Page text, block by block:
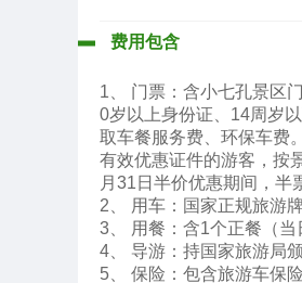
费用包含
1、 门票：含小七孔景区
0岁以上身份证、14周岁
取车餐服务费、环保车费
有效优惠证件的游客，按
月31日半价优惠期间，半
2、 用车：国家正规旅游
3、 用餐：含1个正餐（当
4、 导游：持国家旅游局
5、 保险：包含旅游车保